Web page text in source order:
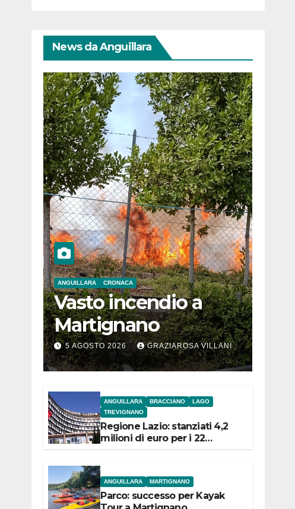
News da Anguillara
ANGUILLARA CRONACA
Vasto incendio a
Martignano
5 AGOSTO 2026 GRAZIAROSA VILLANI
ANGUILLARA BRACCIANO
LAGO
TREVIGNANO
Regione Lazio: stanziati 4,2
milioni di euro per i 22
ANGUILLARA MARTIGNANO
Parco: successo per Kayak